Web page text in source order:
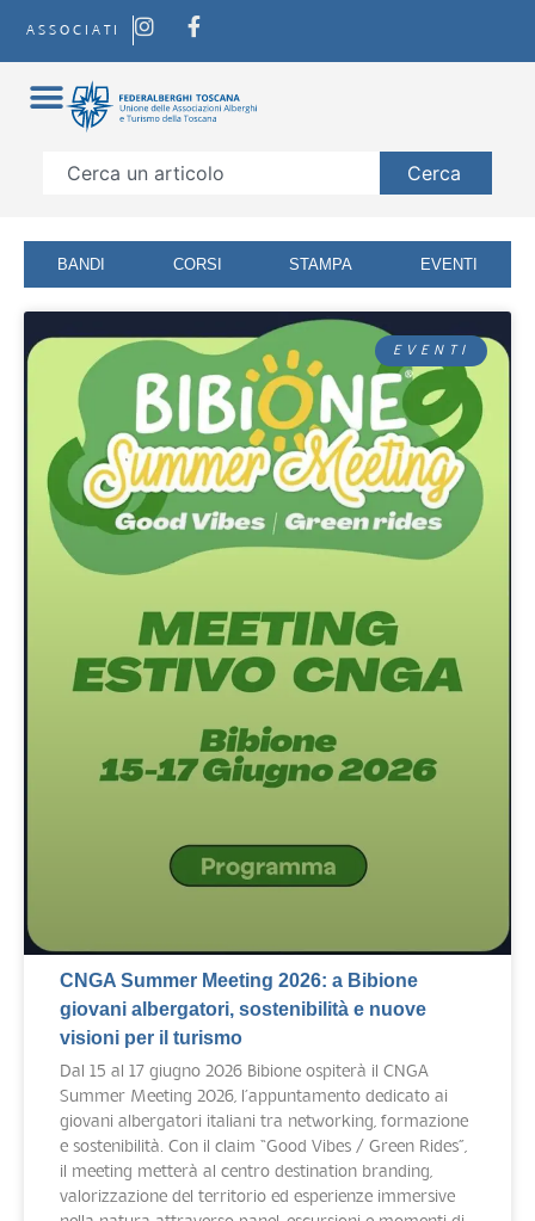
ASSOCIATI
Cerca
BANDI CORSI STAMPA EVENTI
EVENTI
CNGA Summer Meeting 2026: a Bibione
giovani albergatori, sostenibilità e nuove
visioni per il turismo
Dal 15 al 17 giugno 2026 Bibione ospiterà il CNGA
Summer Meeting 2026, l’appuntamento dedicato ai
giovani albergatori italiani tra networking, formazione
e sostenibilità. Con il claim “Good Vibes / Green Rides”,
il meeting metterà al centro destination branding,
valorizzazione del territorio ed esperienze immersive